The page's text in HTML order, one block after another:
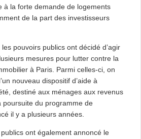
à la forte demande de logements
de la part des investisseurs
pouvoirs publics ont décidé d’agir
mesures pour lutter contre la
à Paris. Parmi celles-ci, on
nouveau dispositif d’aide à
destiné aux ménages aux revenus
poursuite du programme de
il y a plusieurs années.
ont également annoncé le